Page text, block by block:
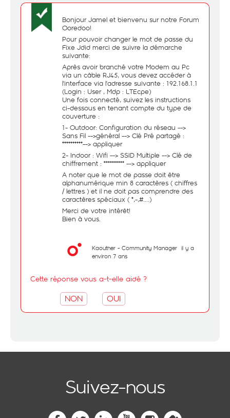
Bonjour Jamel et bienvenu sur notre Forum
Ooredoo!
Pour pouvoir changer le mot de passe du
Fixe Jdid merci de suivre la démarche
suivante:
Après avoir branché votre Modem au Pc
via un câble RJ45, vous devez accéder à
l'interface via l'adresse suivante : 192.168.1.1
(Login : User , Mdp : LTEcpe)
Une fois connecté, suivez les instructions
ci-dessous en tenant compte du type de
couverture :
1- Outdoor: Configuration du réseau -->
Sans Fil -->général --> Clé Pré partagé :
**********--> appliquer
2- Indoor : Wifi --> SSID Multiple --> Clé de
chiffrement : ********** --> appliquer
A noter que le mot de passe doit être
alphanumérique min 8 caractères ( chiffres
/ lettres ) et il ne doit pas comprendre des
caractères spéciaux ( *,-,#....)
Merci de votre intérêt!
Bien à vous.
Kaouther - Community Manager il y a
environ 7 ans
Cette réponse vous a-t-elle aidé ?
NON OUI
Suivez-nous